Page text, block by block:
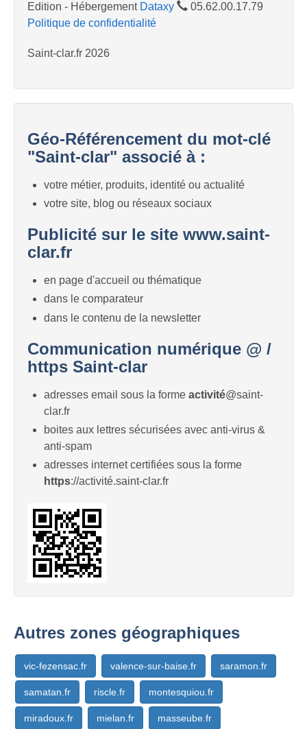
Edition - Hébergement Dataxy
05.62.00.17.79
Politique de confidentialité
Saint-clar.fr 2026
Géo-Référencement du mot-clé
"Saint-clar" associé à :
votre métier, produits, identité ou actualité
votre site, blog ou réseaux sociaux
Publicité sur le site www.saint-
clar.fr
en page d'accueil ou thématique
dans le comparateur
dans le contenu de la newsletter
Communication numérique @ /
https Saint-clar
adresses email sous la forme activité@saint-
clar.fr
boites aux lettres sécurisées avec anti-virus &
anti-spam
adresses internet certifiées sous la forme
https://activité.saint-clar.fr
Autres zones géographiques
vic-fezensac.fr valence-sur-baise.fr saramon.fr
samatan.fr riscle.fr montesquiou.fr
miradoux.fr mielan.fr masseube.fr